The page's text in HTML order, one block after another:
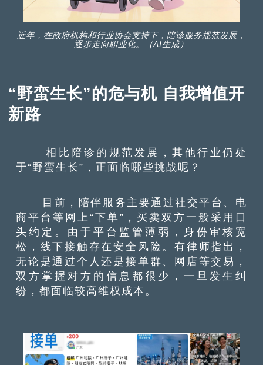
近年，在政府机构和行业协会支持下，陪诊服务规范发展，
逐步走向职业化。（AI生成）
“野蛮生长”的危与机 自我增值开
新路
相比陪诊的规范发展，其他行业仍处
于“野蛮生长”，正面临哪些挑战呢？
目前，陪伴服务主要通过社交平台、电
商平台等网上“下单”，买卖双方一般采用口
头约定。由于平台监管薄弱，身份审核宽
松，线下接触存在安全风险。有律师指出，
无论是通过个人还是接单群、网店等交易，
双方掌握对方的信息都很少，一旦发生纠
纷，都面临较高维权成本。